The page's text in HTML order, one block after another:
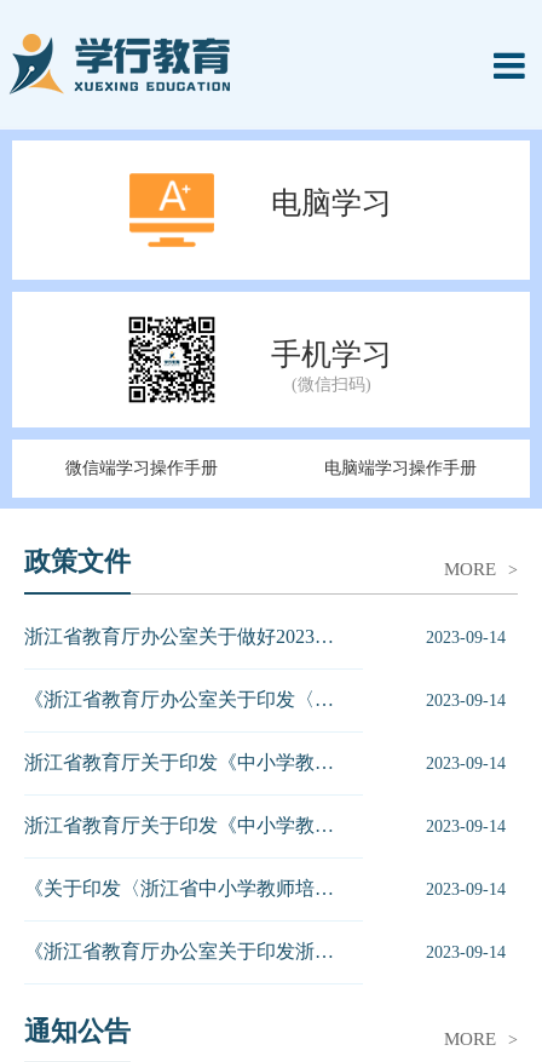
电脑学习
手机学习
微信端学习操作手册 电脑端学习操作手册
政策文件 MORE >
浙江省教育厅办公室关于做好2023年下半年全省中小学教师专业发展培训项... 2023-09-14
《浙江省教育厅办公室关于印发〈中小学校长分层培训学分结构指南〉〈特殊教... 2023-09-14
浙江省教育厅关于印发《中小学教师专业发展培训学分制管理办法（试行）》的... 2023-09-14
浙江省教育厅关于印发《中小学教师专业发展培训学分制管理办法（试行）》的... 2023-09-14
《关于印发〈浙江省中小学教师培训质量管理规程〉（试行）的通知》（浙师质... 2023-09-14
《浙江省教育厅办公室关于印发浙江省中小学教师专业发展培训项目设计指南的... 2023-09-14
通知公告 MORE >